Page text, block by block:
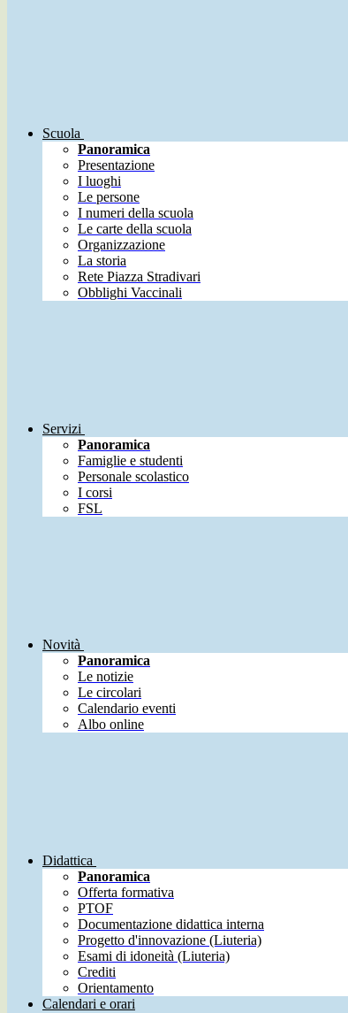
Scuola
Panoramica
Presentazione
I luoghi
Le persone
I numeri della scuola
Le carte della scuola
Organizzazione
La storia
Rete Piazza Stradivari
Obblighi Vaccinali
Servizi
Panoramica
Famiglie e studenti
Personale scolastico
I corsi
FSL
Novità
Panoramica
Le notizie
Le circolari
Calendario eventi
Albo online
Didattica
Panoramica
Offerta formativa
PTOF
Documentazione didattica interna
Progetto d'innovazione (Liuteria)
Esami di idoneità (Liuteria)
Crediti
Orientamento
Calendari e orari